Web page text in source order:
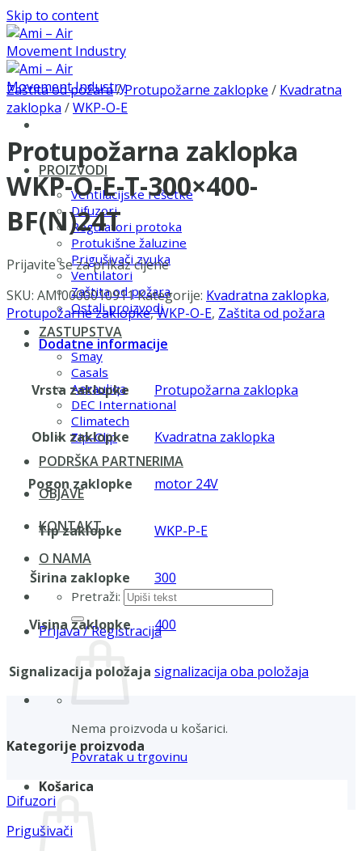
Skip to content
PROIZVODI
Ventilacijske rešetke
Difuzori
Regulatori protoka
Protukišne žaluzine
Prigušivači zvuka
Ventilatori
Zaštita od požara
Ostali proizvodi
ZASTUPSTVA
Smay
Casals
Aerauliqa
DEC International
Climatech
Zip-Clip
PODRŠKA PARTNERIMA
OBJAVE
KONTAKT
O NAMA
Pretraži:
Prijava / Registracija
Nema proizvoda u košarici.
Povratak u trgovinu
Košarica
Zaštita od požara/Protupožarne zaklopke / Kvadratna
zaklopka /WKP-O-E
Protupožarna zaklopka
WKP-O-E-T-300×400-
BF(N)24T
Prijavite se za prikaz cijene
SKU: AMI0000010911Kategorije: Kvadratna zaklopka,
Protupožarne zaklopke,WKP-O-E, Zaštita od požara
Dodatne informacije
Vrsta zaklopke Protupožarna zaklopka
Oblik zaklopke Kvadratna zaklopka
Pogon zaklopke motor 24V
Tip zaklopke WKP-P-E
Širina zaklopke 300
Visina zaklopke 400
Signalizacija položaja signalizacija oba položaja
Kategorije proizvoda
Difuzori
Prigušivači